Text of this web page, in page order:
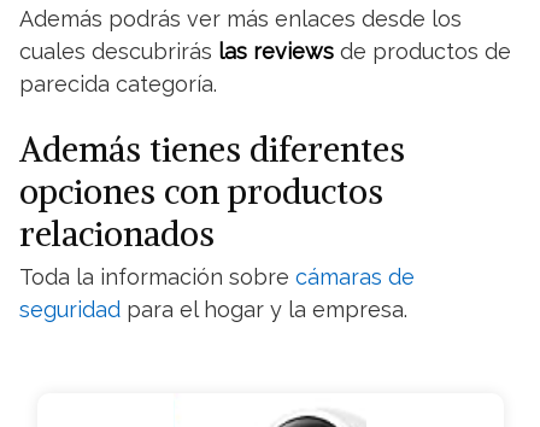
Además podrás ver más enlaces desde los
cuales descubrirás las reviews de productos de
parecida categoría.
Además tienes diferentes
opciones con productos
relacionados
Toda la información sobre cámaras de
seguridad para el hogar y la empresa.